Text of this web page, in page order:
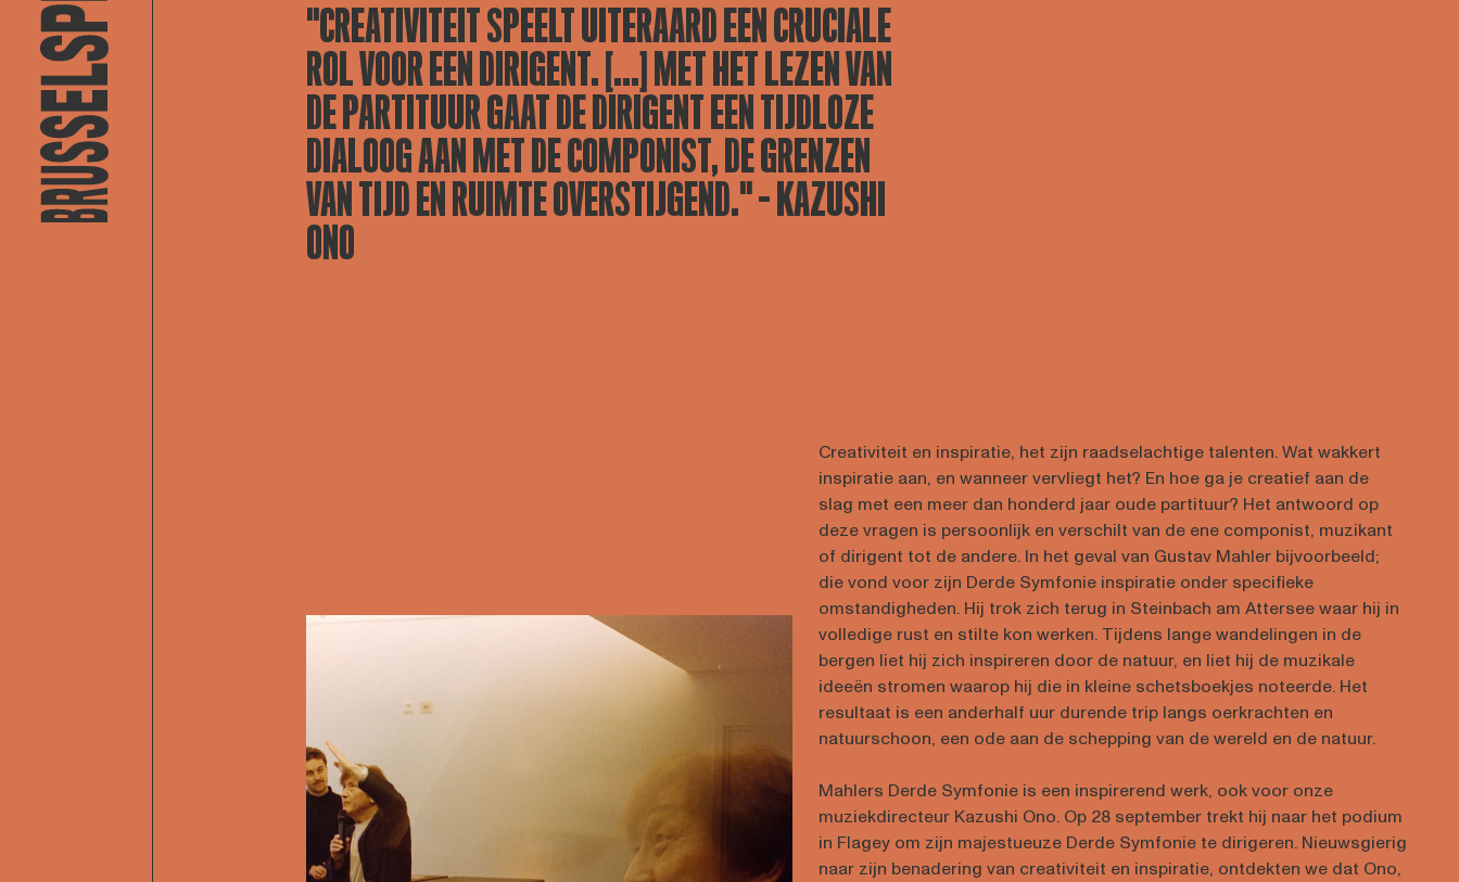
"CREATIVITEIT SPEELT UITERAARD EEN CRUCIALE
ROL VOOR EEN DIRIGENT. [...] MET HET LEZEN VAN
DE PARTITUUR GAAT DE DIRIGENT EEN TIJDLOZE
DIALOOG AAN MET DE COMPONIST, DE GRENZEN
VAN TIJD EN RUIMTE OVERSTIJGEND." - KAZUSHI
ONO
Creativiteit en inspiratie, het zijn raadselachtige talenten. Wat wakkert
inspiratie aan, en wanneer vervliegt het? En hoe ga je creatief aan de
slag met een meer dan honderd jaar oude partituur? Het antwoord op
deze vragen is persoonlijk en verschilt van de ene componist, muzikant
of dirigent tot de andere. In het geval van Gustav Mahler bijvoorbeeld;
die vond voor zijn Derde Symfonie inspiratie onder specifieke
omstandigheden. Hij trok zich terug in Steinbach am Attersee waar hij in
volledige rust en stilte kon werken. Tijdens lange wandelingen in de
bergen liet hij zich inspireren door de natuur, en liet hij de muzikale
ideeën stromen waarop hij die in kleine schetsboekjes noteerde. Het
resultaat is een anderhalf uur durende trip langs oerkrachten en
natuurschoon, een ode aan de schepping van de wereld en de natuur.
Mahlers Derde Symfonie is een inspirerend werk, ook voor onze
muziekdirecteur Kazushi Ono. Op 28 september trekt hij naar het podium
in Flagey om zijn majestueuze Derde Symfonie te dirigeren. Nieuwsgierig
naar zijn benadering van creativiteit en inspiratie, ontdekten we dat Ono,